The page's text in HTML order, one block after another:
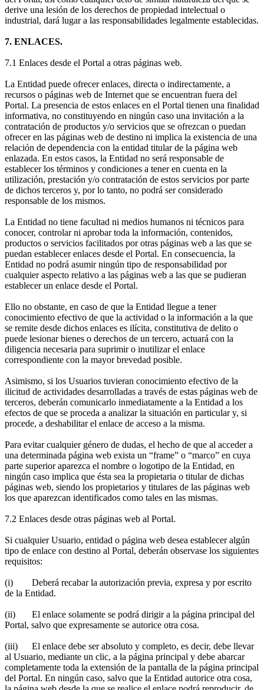
derive una lesión de los derechos de propiedad intelectual o
industrial, dará lugar a las responsabilidades legalmente establecidas.
7. ENLACES.
7.1 Enlaces desde el Portal a otras páginas web.
La Entidad puede ofrecer enlaces, directa o indirectamente, a
recursos o páginas web de Internet que se encuentran fuera del
Portal. La presencia de estos enlaces en el Portal tienen una finalidad
informativa, no constituyendo en ningún caso una invitación a la
contratación de productos y/o servicios que se ofrezcan o puedan
ofrecer en las páginas web de destino ni implica la existencia de una
relación de dependencia con la entidad titular de la página web
enlazada. En estos casos, la Entidad no será responsable de
establecer los términos y condiciones a tener en cuenta en la
utilización, prestación y/o contratación de estos servicios por parte
de dichos terceros y, por lo tanto, no podrá ser considerado
responsable de los mismos.
La Entidad no tiene facultad ni medios humanos ni técnicos para
conocer, controlar ni aprobar toda la información, contenidos,
productos o servicios facilitados por otras páginas web a las que se
puedan establecer enlaces desde el Portal. En consecuencia, la
Entidad no podrá asumir ningún tipo de responsabilidad por
cualquier aspecto relativo a las páginas web a las que se pudieran
establecer un enlace desde el Portal.
Ello no obstante, en caso de que la Entidad llegue a tener
conocimiento efectivo de que la actividad o la información a la que
se remite desde dichos enlaces es ilícita, constitutiva de delito o
puede lesionar bienes o derechos de un tercero, actuará con la
diligencia necesaria para suprimir o inutilizar el enlace
correspondiente con la mayor brevedad posible.
Asimismo, si los Usuarios tuvieran conocimiento efectivo de la
ilicitud de actividades desarrolladas a través de estas páginas web de
terceros, deberán comunicarlo inmediatamente a la Entidad a los
efectos de que se proceda a analizar la situación en particular y, si
procede, a deshabilitar el enlace de acceso a la misma.
Para evitar cualquier género de dudas, el hecho de que al acceder a
una determinada página web exista un “frame” o “marco” en cuya
parte superior aparezca el nombre o logotipo de la Entidad, en
ningún caso implica que ésta sea la propietaria o titular de dichas
páginas web, siendo los propietarios y titulares de las páginas web
los que aparezcan identificados como tales en las mismas.
7.2 Enlaces desde otras páginas web al Portal.
Si cualquier Usuario, entidad o página web desea establecer algún
tipo de enlace con destino al Portal, deberán observase los siguientes
requisitos:
(i) Deberá recabar la autorización previa, expresa y por escrito
de la Entidad.
(ii) El enlace solamente se podrá dirigir a la página principal del
Portal, salvo que expresamente se autorice otra cosa.
(iii) El enlace debe ser absoluto y completo, es decir, debe llevar
al Usuario, mediante un clic, a la página principal y debe abarcar
completamente toda la extensión de la pantalla de la página principal
del Portal. En ningún caso, salvo que la Entidad autorice otra cosa,